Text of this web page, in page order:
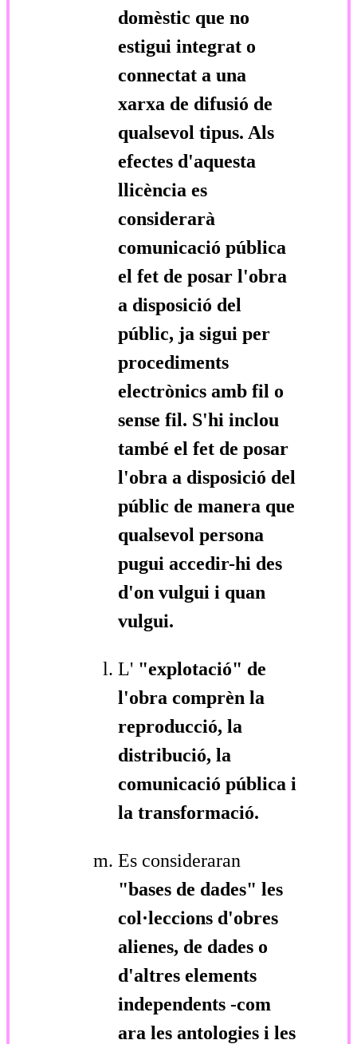
domèstic que no
estigui integrat o
connectat a una
xarxa de difusió de
qualsevol tipus. Als
efectes d'aquesta
llicència es
considerarà
comunicació pública
el fet de posar l'obra
a disposició del
públic, ja sigui per
procediments
electrònics amb fil o
sense fil. S'hi inclou
també el fet de posar
l'obra a disposició del
públic de manera que
qualsevol persona
pugui accedir-hi des
d'on vulgui i quan
vulgui.
L' "explotació" de
l'obra comprèn la
reproducció, la
distribució, la
comunicació pública i
la transformació.
Es consideraran
"bases de dades" les
col·leccions d'obres
alienes, de dades o
d'altres elements
independents -com
ara les antologies i les